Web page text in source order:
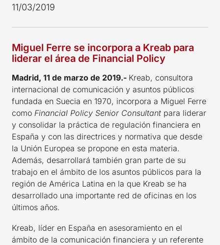
11/03/2019
Miguel Ferre se incorpora a Kreab para
liderar el área de Financial Policy
Madrid, 11 de marzo de 2019.- Kreab, consultora
internacional de comunicación y asuntos públicos
fundada en Suecia en 1970, incorpora a Miguel Ferre
como Financial Policy Senior Consultant para liderar
y consolidar la práctica de regulación financiera en
España y con las directrices y normativa que desde
la Unión Europea se propone en esta materia.
Además, desarrollará también gran parte de su
trabajo en el ámbito de los asuntos públicos para la
región de América Latina en la que Kreab se ha
desarrollado una importante red de oficinas en los
últimos años.
Kreab, líder en España en asesoramiento en el
ámbito de la comunicación financiera y un referente